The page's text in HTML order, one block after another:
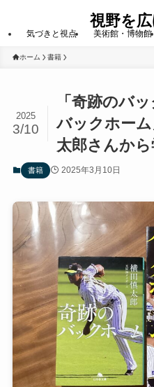
視野を
気づきと視点 美術館・博物館
ホーム 書籍
「奇跡のバ
バックホー
太郎さんか
2025
3/10
書籍 2025年3月10日